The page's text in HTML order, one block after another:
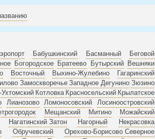
Бабушкинский Басманный
Беговой
Богородское Братеево Бутырский
Вешняки
Восточный Выхино-Жулебино
Гагаринский
Замоскворечье Западное Дегунино Зюзино
Ухтомский Котловка Красносельский Крылатское
Лианозово Ломоносовский
Лосиноостровский
Мещанский Митино
Можайский
Нагатинский Затон Нагорный
Некрасовка
Обручевский
Орехово-Борисово Северное